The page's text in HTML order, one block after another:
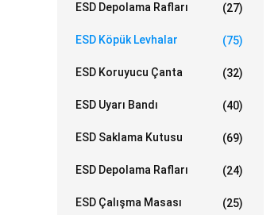
ESD Depolama Rafları (27)
ESD Köpük Levhalar (75)
ESD Koruyucu Çanta (32)
ESD Uyarı Bandı (40)
ESD Saklama Kutusu (69)
ESD Depolama Rafları (24)
ESD Çalışma Masası (25)